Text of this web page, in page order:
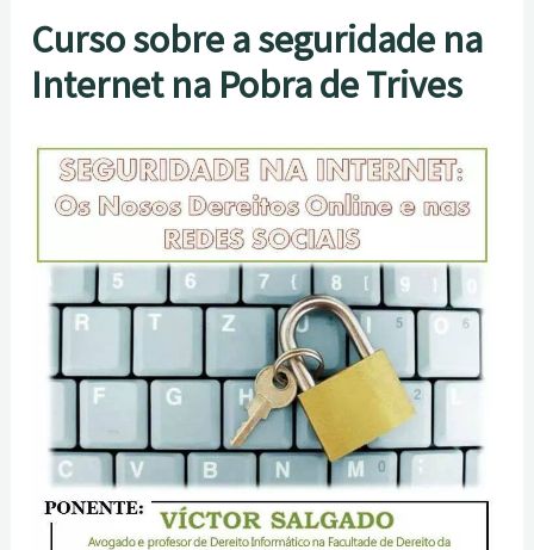
Curso sobre a seguridade na
Internet na Pobra de Trives